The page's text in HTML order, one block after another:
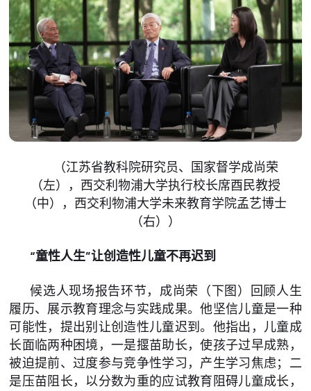
（江苏省教科院研究员、国家督学成尚荣
（左），西交利物浦大学执行校长席酉民教授
（中），西交利物浦大学未来教育学院孟艺博士
（右））
“童性人生”让创造性儿童不再迟到
候选人现场报告环节，成尚荣（下图）回顾人生
履历、展示教育理念与实践成果。他坚信儿童是一种
可能性，提出别让创造性儿童迟到。他指出，儿童成
长面临两种困境，一是揠苗助长，使孩子过早成熟，
被迫提前、过度参与竞争性学习，产生学习焦虑；二
是压苗阻长，以分数为重的应试教育阻碍儿童成长，